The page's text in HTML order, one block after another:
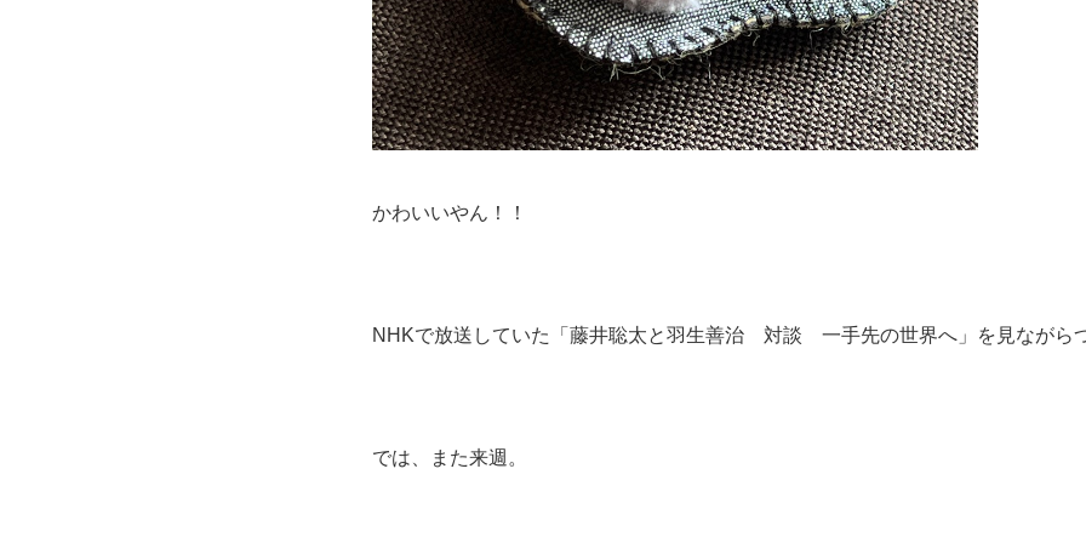
かわいいやん！！
NHKで放送していた「藤井聡太と羽生善治 対談 一手先の世界へ」を見ながら
では、また来週。